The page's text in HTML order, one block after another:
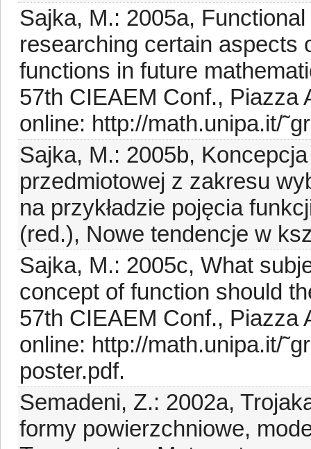
Sajka, M.: 2005a,
researching certain aspects
functions in future
57th CIEAEM Conf., Piazza
online: http://math.unipa.it/
Sajka, M.: 2005b,
przedmiotowej z zakresu
na przykładzie pojęcia
(red.), Nowe tendencje w
Sajka, M.: 2005c, What
concept of function should
57th CIEAEM Conf., Piazza
online: http://math.unipa.it/
poster.pdf.
Semadeni, Z.: 2002a,
formy powierzchniowe,